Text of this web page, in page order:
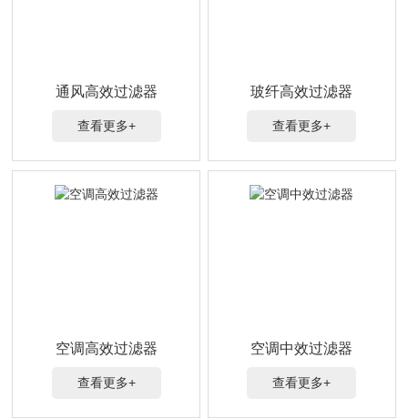
通风高效过滤器
查看更多+
玻纤高效过滤器
查看更多+
空调高效过滤器
查看更多+
空调中效过滤器
查看更多+